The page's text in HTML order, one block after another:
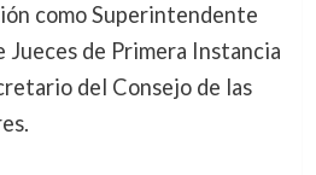
como Superintendente
de Primera Instancia
del Consejo de las